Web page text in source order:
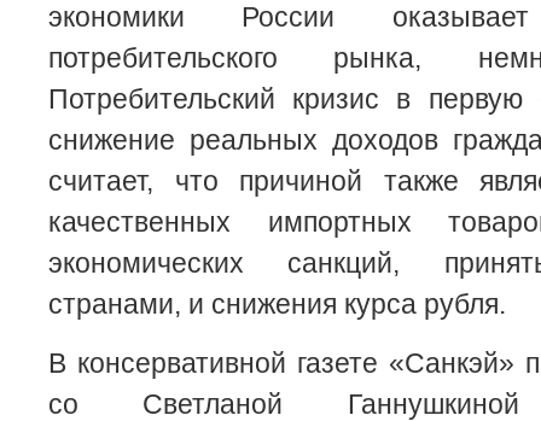
экономики России оказывает
потребительского рынка,
Потребительский кризис в первую
снижение реальных доходов
считает, что причиной также
качественных импортных
экономических санкций,
странами, и снижения курса рубля.
В консервативной газете «Санкэй»
со Светланой